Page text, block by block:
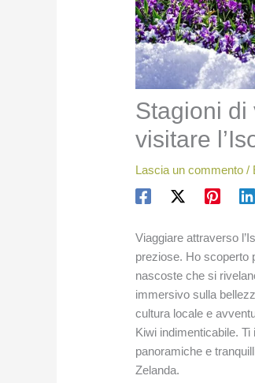
Stagioni di
visitare
Lascia un commento /
Viaggiare attraverso
preziose. Ho scoperto
nascoste che si
immersivo sulla
cultura locale e
Kiwi indimenticabile.
panoramiche e
Zelanda.